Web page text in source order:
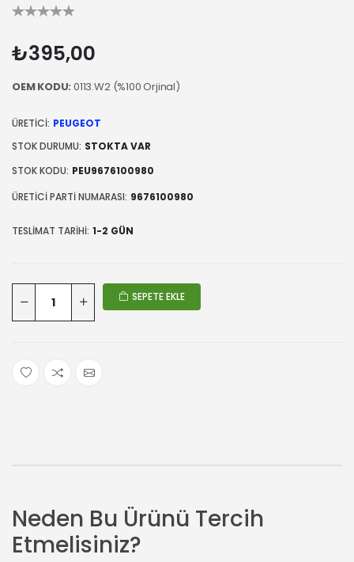
₺395,00
OEM KODU:0113.W2 (%100 Orjinal)
ÜRETICI: PEUGEOT
STOK DURUMU: STOKTA VAR
STOK KODU: PEU9676100980
ÜRETICI PARTI NUMARASI: 9676100980
TESLIMAT TARIHI: 1-2 GÜN
SEPETE EKLE
Neden Bu Ürünü Tercih
Etmelisiniz?